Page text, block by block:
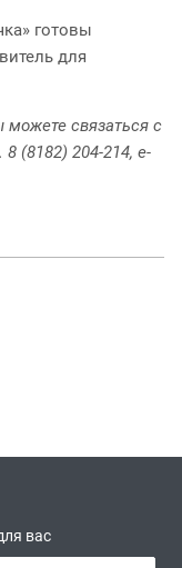
готовы
для
связаться с
(8182) 204-214, e-
вас